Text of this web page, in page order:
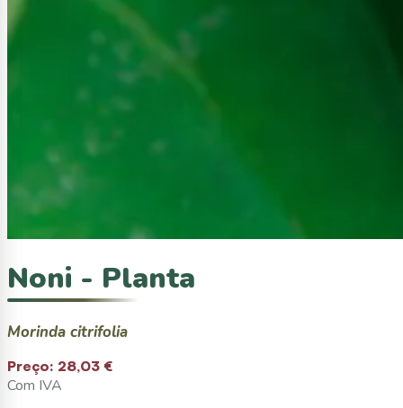
Noni - Planta
Morinda citrifolia
Preço: 28,03 €
Com IVA